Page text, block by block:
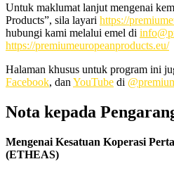
Untuk maklumat lanjut mengenai
Products”, sila layari https://
hubungi kami melalui emel di
https://premiumeuropeanproducts.eu/
Halaman khusus untuk program ini
Facebook, dan YouTube di
Nota kepada
Mengenai Kesatuan Koperasi
(ETHEAS)